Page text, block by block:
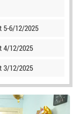
5-6/12/2025
4/12/2025
3/12/2025